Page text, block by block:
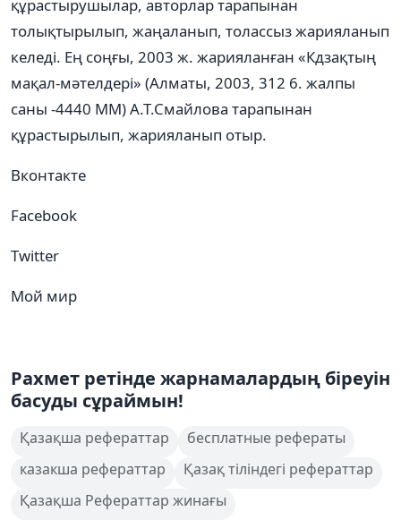
құрастырушылар, авторлар тарапынан
толықтырылып, жаңаланып, толассыз жарияланып
келеді. Ең соңғы, 2003 ж. жарияланған «Кдзақтың
мақал-мәтелдері» (Алматы, 2003, 312 6. жалпы
саны -4440 ММ) А.Т.Смайлова тарапынан
құрастырылып, жарияланып отыр.
Вконтакте
Facebook
Twitter
Мой мир
Рахмет ретінде жарнамалардың біреуін
басуды сұраймын!
Қазақша рефераттар
бесплатные рефераты
казакша рефераттар
Қазақ тіліндегі рефераттар
Қазақша Рефераттар жинағы